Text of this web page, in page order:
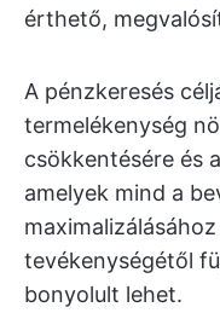
érthető,
A pénzkeresés
termelékenység
csökkentésére és
amelyek mind a
tevékenységétől
bonyolult lehet.